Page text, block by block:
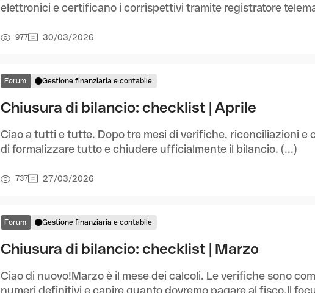
elettronici e certificano i corrispettivi tramite registratore
977 30/03/2026
Forum Gestione finanziaria e contabile
Chiusura di bilancio: checklist | Aprile
Ciao a tutti e tutte. Dopo tre mesi di verifiche, riconciliazioni e
di formalizzare tutto e chiudere ufficialmente il bilancio. (...)
737 27/03/2026
Forum Gestione finanziaria e contabile
Chiusura di bilancio: checklist | Marzo
Ciao di nuovo!Marzo è il mese dei calcoli. Le verifiche sono
numeri definitivi e capire quanto dovremo pagare al fisco.Il